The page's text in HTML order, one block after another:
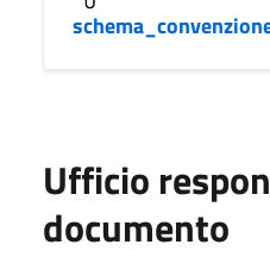
Ufficio
documento